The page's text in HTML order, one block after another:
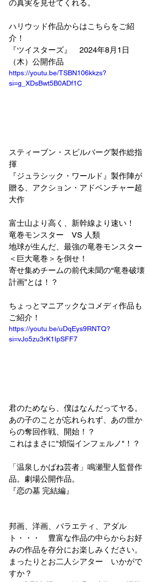
の真実を見せてくれる。
ハリウッド作品からはこちらをご紹
介！
『ツイスターズ』　2024年8月1日
（木）公開作品
https://youtu.be/TSBN106kkzs?
si=g_XDsBwt5B0ADf1C
スティーブン・スピルバーグ製作総指
揮
『ジュラシック・ワールド』製作陣が
贈る、アクション・アドベンチャー超
大作
富士山より高く、新幹線より速い！
竜巻モンスター　VS 人類
地球が生んだ、最強の竜巻モンスター
＜巨大竜巻＞を倒せ！
寄せ集めチームの前代未聞の“竜巻破壊
計画”とは！？
ちょっとマニアックなコメディ作品も
ご紹介！
https://youtu.be/uDqEys9RNTQ?
si=vJo5zu3rK1IpSFF7
君のためなら、僕はなんだってヤる。
あの子のことが忘れられず、あの世か
らの奪回作戦、開始！？
これはまさに"煩悩インフェルノ"！？
「温泉しかばね芸者」鳴瀬聖人監督作
品。劇場公開作品。
『恋の墓 完結編』
邦画、洋画、バラエティ、アダル
ト・・・　豊富な作品の中らからお好
みの作品を存分にお楽しみください。
まったりとお二人シアター　いかがで
すか？